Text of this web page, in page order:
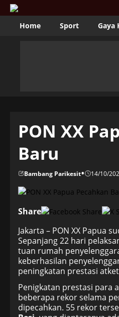
Home Sport Gaya
PON XX
Baru
Bambang Parikesit• 14/10/
Share
Jakarta – PON XX Papua
Sepanjang 22 hari
tuan rumah
keberhasilan
peningkatan prestasi
Penigkatan prestasi para
beberapa rekor selama
dipecahkan. 55 rekor